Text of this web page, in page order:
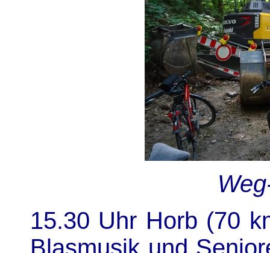
15.30 Uhr Horb (70
Blasmusik und